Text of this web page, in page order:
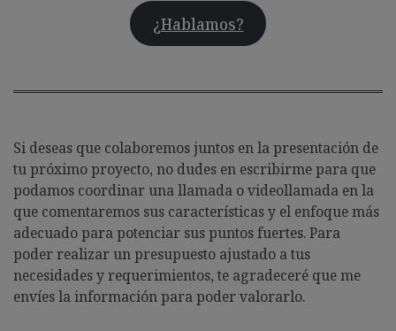
¿Hablamos?
Si deseas que colaboremos juntos en la presentación de
tu próximo proyecto, no dudes en escribirme para que
podamos coordinar una llamada o videollamada en la
que comentaremos sus características y el enfoque más
adecuado para potenciar sus puntos fuertes. Para
poder realizar un presupuesto ajustado a tus
necesidades y requerimientos, te agradeceré que me
envíes la información para poder valorarlo.